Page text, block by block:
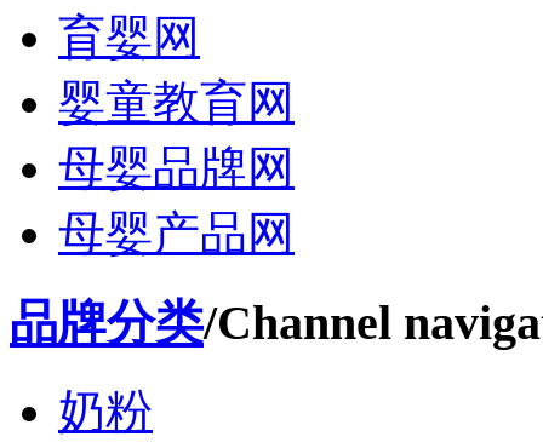
育婴网
婴童教育网
母婴品牌网
母婴产品网
品牌分类/Channel
奶粉